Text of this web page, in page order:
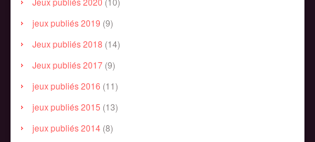
jeux publiés 2019 (9)
Jeux publiés 2018 (14)
Jeux publiés 2017 (9)
jeux publiés 2016 (11)
jeux publiés 2015 (13)
jeux publiés 2014 (8)